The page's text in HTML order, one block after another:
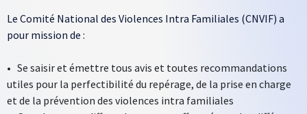
Le Comité National des Violences Intra Familiales (CNVIF) a
pour mission de :
• Se saisir et émettre tous avis et toutes recommandations
utiles pour la perfectibilité du repérage, de la prise en charge
et de la prévention des violences intra familiales